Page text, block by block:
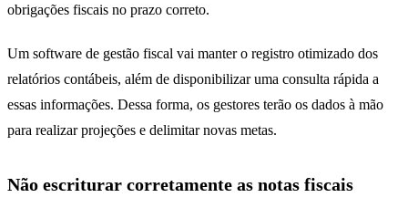
obrigações fiscais no prazo correto.
Um software de gestão fiscal vai manter o registro otimizado dos
relatórios contábeis, além de disponibilizar uma consulta rápida a
essas informações. Dessa forma, os gestores terão os dados à mão
para realizar projeções e delimitar novas metas.
Não escriturar corretamente as notas fiscais